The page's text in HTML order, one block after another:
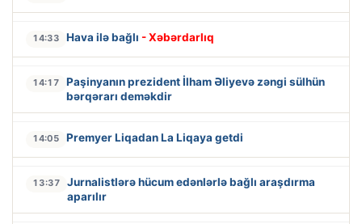
14:33 Hava ilə bağlı - Xəbərdarlıq
14:17
Paşinyanın prezident İlham Əliyevə zəngi sülhün
bərqərarı deməkdir
14:05 Premyer Liqadan La Liqaya getdi
13:37
Jurnalistlərə hücum edənlərlə bağlı araşdırma
aparılır